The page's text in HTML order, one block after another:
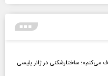
می‌کنم»؛ ساختارشکنی در ژانر پلیسی